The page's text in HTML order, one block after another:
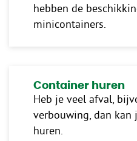
hebben de
minicontainers.
Container huren
Heb je veel afval,
verbouwing, dan kan
huren.